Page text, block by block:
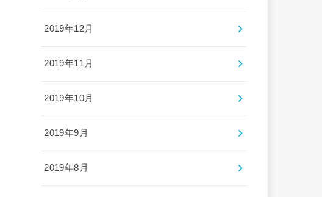
2019年12月
2019年11月
2019年10月
2019年9月
2019年8月